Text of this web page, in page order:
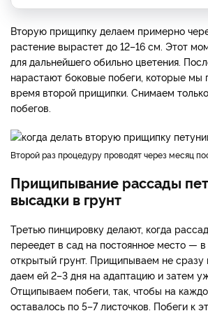
Вторую прищипку делаем примерно
растение вырастет до 12–16 см. Этот
для дальнейшего обильно цветения.
нарастают боковые побеги, которые
время второй прищипки. Снимаем
побегов.
Второй раз процедуру проводят через месяц
Прищипывание рассады
высадки в грунт
Третью пинцировку делают, когда
переедет в сад на постоянное место —
открытый грунт. Прищипываем не сразу
даем ей 2–3 дня на адаптацию и затем
Отщипываем побеги, так, чтобы на
оставалось по 5–7 листочков. Побеги к